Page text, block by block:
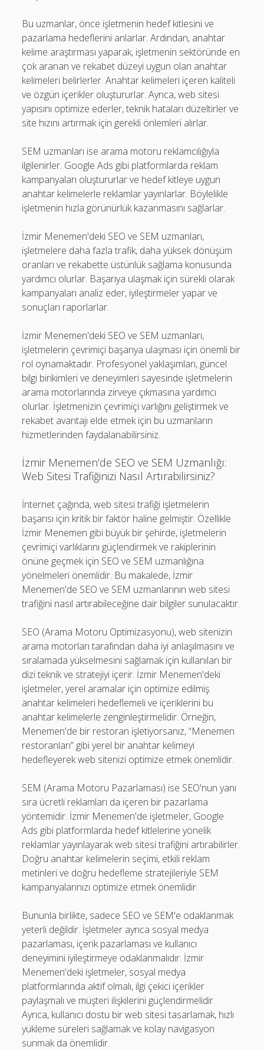
Bu uzmanlar, önce işletmenin hedef kitlesini ve
pazarlama hedeflerini anlarlar. Ardından, anahtar
kelime araştırması yaparak, işletmenin sektöründe en
çok aranan ve rekabet düzeyi uygun olan anahtar
kelimeleri belirlerler. Anahtar kelimeleri içeren kaliteli
ve özgün içerikler oluştururlar. Ayrıca, web sitesi
yapısını optimize ederler, teknik hataları düzeltirler ve
site hızını artırmak için gerekli önlemleri alırlar.
SEM uzmanları ise arama motoru reklamcılığıyla
ilgilenirler. Google Ads gibi platformlarda reklam
kampanyaları oluştururlar ve hedef kitleye uygun
anahtar kelimelerle reklamlar yayınlarlar. Böylelikle
işletmenin hızla görünürlük kazanmasını sağlarlar.
İzmir Menemen'deki SEO ve SEM uzmanları,
işletmelere daha fazla trafik, daha yüksek dönüşüm
oranları ve rekabette üstünlük sağlama konusunda
yardımcı olurlar. Başarıya ulaşmak için sürekli olarak
kampanyaları analiz eder, iyileştirmeler yapar ve
sonuçları raporlarlar.
İzmir Menemen'deki SEO ve SEM uzmanları,
işletmelerin çevrimiçi başarıya ulaşması için önemli bir
rol oynamaktadır. Profesyonel yaklaşımları, güncel
bilgi birikimleri ve deneyimleri sayesinde işletmelerin
arama motorlarında zirveye çıkmasına yardımcı
olurlar. İşletmenizin çevrimiçi varlığını geliştirmek ve
rekabet avantajı elde etmek için bu uzmanların
hizmetlerinden faydalanabilirsiniz.
İzmir Menemen’de SEO ve SEM Uzmanlığı:
Web Sitesi Trafiğinizi Nasıl Artırabilirsiniz?
İnternet çağında, web sitesi trafiği işletmelerin
başarısı için kritik bir faktör haline gelmiştir. Özellikle
İzmir Menemen gibi büyük bir şehirde, işletmelerin
çevrimiçi varlıklarını güçlendirmek ve rakiplerinin
önüne geçmek için SEO ve SEM uzmanlığına
yönelmeleri önemlidir. Bu makalede, İzmir
Menemen'de SEO ve SEM uzmanlarının web sitesi
trafiğini nasıl artırabileceğine dair bilgiler sunulacaktır.
SEO (Arama Motoru Optimizasyonu), web sitenizin
arama motorları tarafından daha iyi anlaşılmasını ve
sıralamada yükselmesini sağlamak için kullanılan bir
dizi teknik ve stratejiyi içerir. İzmir Menemen'deki
işletmeler, yerel aramalar için optimize edilmiş
anahtar kelimeleri hedeflemeli ve içeriklerini bu
anahtar kelimelerle zenginleştirmelidir. Örneğin,
Menemen'de bir restoran işletiyorsanız, “Menemen
restoranları” gibi yerel bir anahtar kelimeyi
hedefleyerek web sitenizi optimize etmek önemlidir.
SEM (Arama Motoru Pazarlaması) ise SEO'nun yanı
sıra ücretli reklamları da içeren bir pazarlama
yöntemidir. İzmir Menemen'de işletmeler, Google
Ads gibi platformlarda hedef kitlelerine yönelik
reklamlar yayınlayarak web sitesi trafiğini artırabilirler.
Doğru anahtar kelimelerin seçimi, etkili reklam
metinleri ve doğru hedefleme stratejileriyle SEM
kampanyalarınızı optimize etmek önemlidir.
Bununla birlikte, sadece SEO ve SEM'e odaklanmak
yeterli değildir. İşletmeler ayrıca sosyal medya
pazarlaması, içerik pazarlaması ve kullanıcı
deneyimini iyileştirmeye odaklanmalıdır. İzmir
Menemen'deki işletmeler, sosyal medya
platformlarında aktif olmalı, ilgi çekici içerikler
paylaşmalı ve müşteri ilişkilerini güçlendirmelidir.
Ayrıca, kullanıcı dostu bir web sitesi tasarlamak, hızlı
yükleme süreleri sağlamak ve kolay navigasyon
sunmak da önemlidir.